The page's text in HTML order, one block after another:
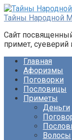
Перейти
к
Тайны Народной
Сайт
примет, суеверий
Главная
Афоризмы
Поговорки
Пословицы
Приметы
Деньги
Волосы